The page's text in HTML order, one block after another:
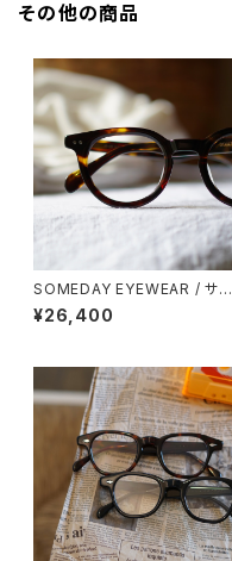
その他の商品
SOMEDAY EYEWEAR / サム
デー ボストン SD-003 正視堂
オリジナル
¥26,400